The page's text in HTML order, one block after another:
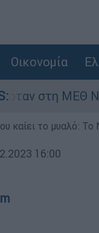
Οικονομία
ΜΕΘ
καίει το μυαλό:
16:00